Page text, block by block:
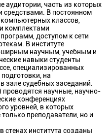
аудитории, часть из которых
В постоянном
классов,
комплектами
доступом к сети
В институте
научным, учебным и
навыки студенты
специализированных
на
зале судебных заседаний.
проводятся научные, научно-
конференциях
уровней, в которых
преподаватели, но и
стенах института созданы